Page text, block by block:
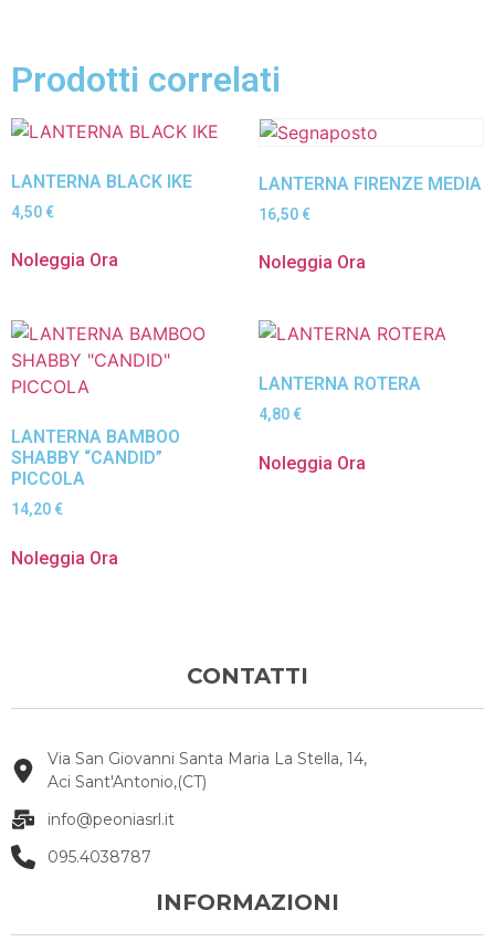
Prodotti correlati
LANTERNA BLACK IKE
4,50 €
Noleggia Ora
LANTERNA FIRENZE MEDIA
16,50 €
Noleggia Ora
LANTERNA BAMBOO
SHABBY “CANDID”
PICCOLA
14,20 €
Noleggia Ora
LANTERNA ROTERA
4,80 €
Noleggia Ora
CONTATTI
Via San Giovanni Santa Maria La Stella, 14,
Aci Sant'Antonio,(CT)
info@peoniasrl.it
095.4038787
INFORMAZIONI